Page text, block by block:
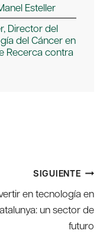
Esteller
Director del
del Cáncer en
Recerca contra
SIGUIENTE
en tecnología en
un sector de
futuro